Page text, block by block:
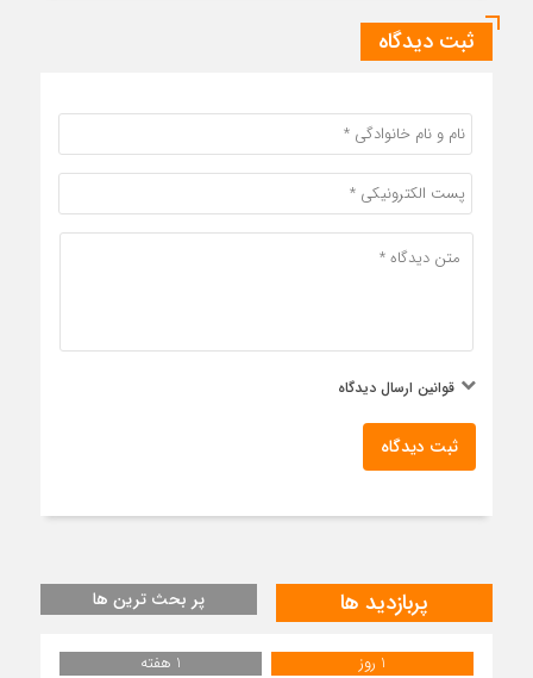
ثبت دیدگاه
قوانین ارسال دیدگاه
ثبت دیدگاه
پربازدید ها پر بحث ترین ها
1 روز 1 هفته